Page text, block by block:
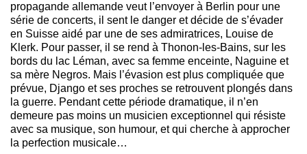
propagande allemande veut l’envoyer à Berlin pour une
série de concerts, il sent le danger et décide de s’évader
en Suisse aidé par une de ses admiratrices, Louise de
Klerk. Pour passer, il se rend à Thonon-les-Bains, sur les
bords du lac Léman, avec sa femme enceinte, Naguine et
sa mère Negros. Mais l’évasion est plus compliquée que
prévue, Django et ses proches se retrouvent plongés dans
la guerre. Pendant cette période dramatique, il n’en
demeure pas moins un musicien exceptionnel qui résiste
avec sa musique, son humour, et qui cherche à approcher
la perfection musicale…